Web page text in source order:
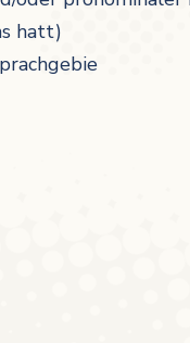
hatt)